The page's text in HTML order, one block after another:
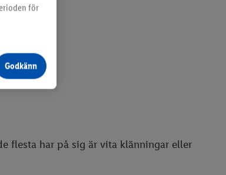
flesta har på sig är vita klänningar eller
för
Godkänn